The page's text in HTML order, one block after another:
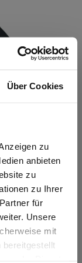
Über Cookies
zu
anbieten
zu
zu Ihrer
für
Unsere
mit
bereitgestellt
Unsere
14404-
bin. Alle